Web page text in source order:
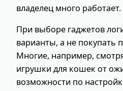
владелец много работает.
При выборе гаджетов
варианты, а не покупать
Многие, например,
игрушки для кошек от
возможности по